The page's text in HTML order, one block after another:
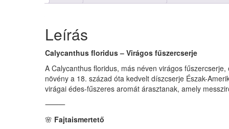
Leírás
Calycanthus floridus – Virágos fűszercserje
A Calycanthus floridus, más néven virágos
növény a 18. század óta kedvelt díszcserje Észak-
virágai édes-fűszeres aromát árasztanak, amely
⸻
🌸 Fajtaismertető